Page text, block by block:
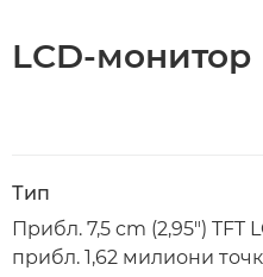
LCD-монитор
Тип
Прибл. 7,5 cm (2,95") TFT
прибл. 1,62 милиони